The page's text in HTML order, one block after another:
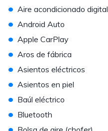
• Aire acondicionado digital
• Android Auto
• Apple CarPlay
• Aros de fábrica
• Asientos eléctricos
• Asientos en piel
• Baúl eléctrico
• Bluetooth